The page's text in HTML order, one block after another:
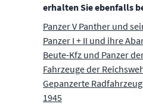
erhalten Sie ebenfalls
Panzer V Panther und
Panzer I + II und ihre
Beute-Kfz und Panzer
Fahrzeuge der
Gepanzerte
1945